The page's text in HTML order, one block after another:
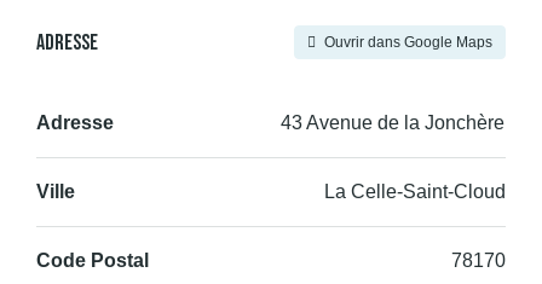
Adresse Ouvrir dans Google Maps
Adresse 43 Avenue de la Jonchère
Ville La Celle-Saint-Cloud
Code Postal 78170